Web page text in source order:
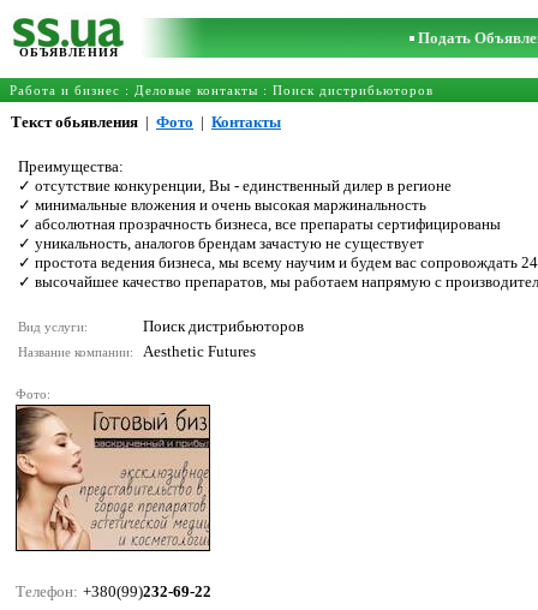
ОБЪЯВЛЕНИЯ
Подать
Работа и бизнес : Деловые контакты : Поиск дистрибьюторов
Текст обьявления | Фото | Контакты
Преимущества:
✓ отсутствие конкуренции, Вы - единственный дилер в регионе
✓ минимальные вложения и очень высокая маржинальность
✓ абсолютная прозрачность бизнеса, все препараты сертифицированы
✓ уникальность, аналогов брендам зачастую не существует
✓ простота ведения бизнеса, мы всему научим и будем вас сопровождать
✓ высочайшее качество препаратов, мы работаем напрямую с
Вид услуги: Поиск дистрибьюторов
Название компании: Aesthetic Futures
Фото:
Телефон: +380(99)232-69-22